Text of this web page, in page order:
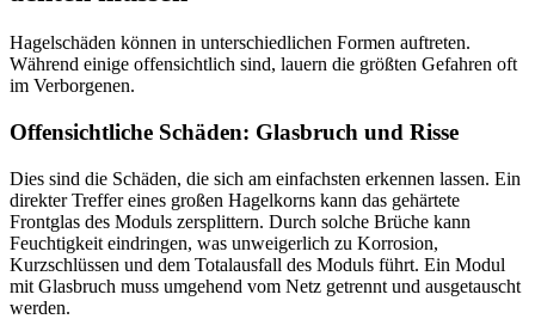
Hagelschäden können in unterschiedlichen Formen auftreten.
Während einige offensichtlich sind, lauern die größten Gefahren oft
im Verborgenen.
Offensichtliche Schäden: Glasbruch und Risse
Dies sind die Schäden, die sich am einfachsten erkennen lassen. Ein
direkter Treffer eines großen Hagelkorns kann das gehärtete
Frontglas des Moduls zersplittern. Durch solche Brüche kann
Feuchtigkeit eindringen, was unweigerlich zu Korrosion,
Kurzschlüssen und dem Totalausfall des Moduls führt. Ein Modul
mit Glasbruch muss umgehend vom Netz getrennt und ausgetauscht
werden.